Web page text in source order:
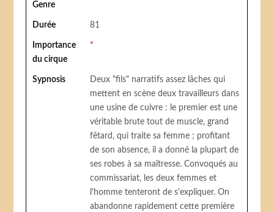
Genre
Durée 81
Importance
du cirque
*
Sypnosis
Deux "fils" narratifs assez lâches qui
mettent en scène deux travailleurs dans
une usine de cuivre : le premier est une
véritable brute tout de muscle, grand
fêtard, qui traite sa femme ; profitant
de son absence, il a donné la plupart de
ses robes à sa maîtresse. Convoqués au
commissariat, les deux femmes et
l'homme tenteront de s'expliquer. On
abandonne rapidement cette première